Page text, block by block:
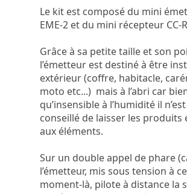
Le kit est composé du mini
EME-2 et du mini récepteur CC-
Grâce à sa petite taille et son
l’émetteur est destiné à être
extérieur (coffre, habitacle,
moto etc...) mais à l’abri car
qu’insensible à l’humidité il
conseillé de laisser les produits
aux éléments.
Sur un double appel de phare
l’émetteur, mis sous tension à ce
moment-là, pilote à distance la